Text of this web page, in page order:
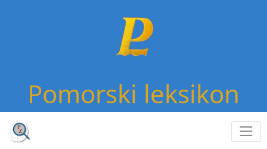
Pomorski leksikon